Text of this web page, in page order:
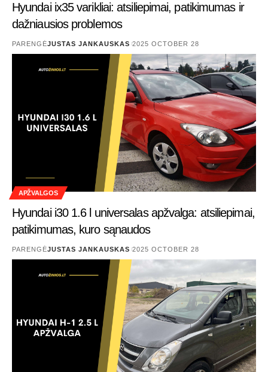
Hyundai ix35 varikliai: atsiliepimai, patikimumas ir
dažniausios problemos
PARENGĖJUSTAS JANKAUSKAS 2025 OCTOBER 28
APŽVALGOS
Hyundai i30 1.6 l universalas apžvalga: atsiliepimai,
patikimumas, kuro sąnaudos
PARENGĖJUSTAS JANKAUSKAS 2025 OCTOBER 28